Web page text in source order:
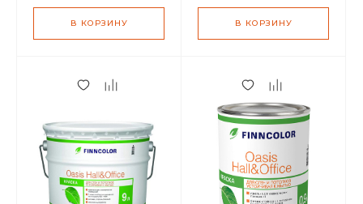
В КОРЗИНУ В КОРЗИНУ